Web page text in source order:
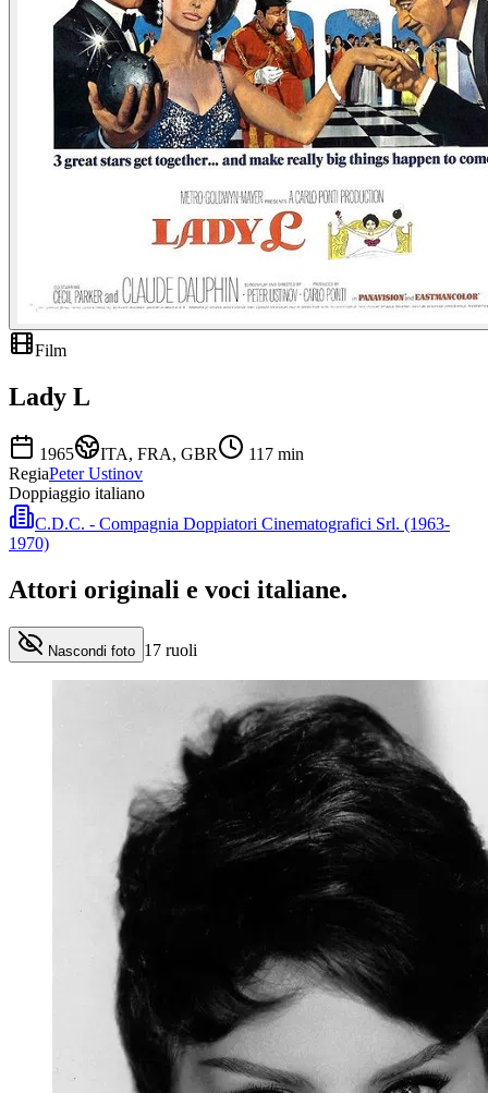
Film
Lady L
1965 ITA, FRA, GBR 117 min
RegiaPeter Ustinov
Doppiaggio italiano
C.D.C. - Compagnia Doppiatori Cinematografici Srl. (1963-
1970)
Attori originali e voci italiane.
Nascondi foto 17 ruoli